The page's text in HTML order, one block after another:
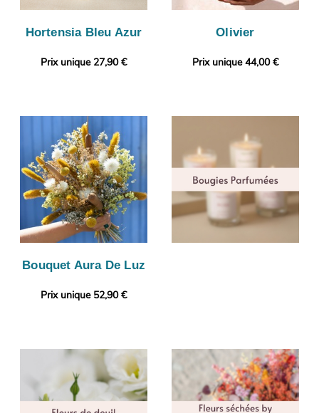
Hortensia Bleu Azur
Prix unique 27,90 €
Olivier
Prix unique 44,00 €
Bouquet Aura De Luz
Prix unique 52,90 €